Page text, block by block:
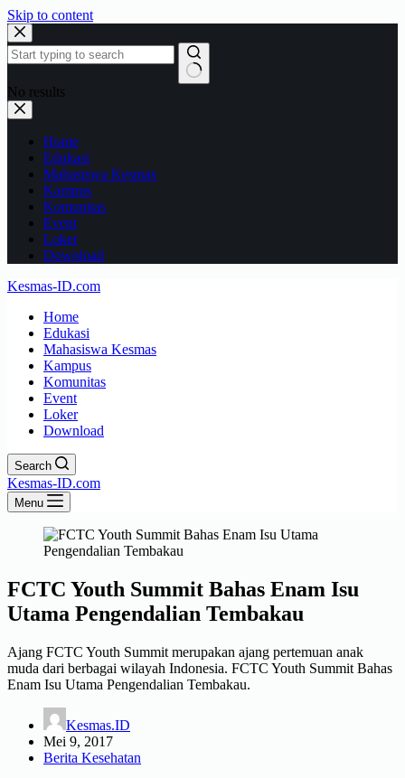
Skip to content
No results
Home
Edukasi
Mahasiswa Kesmas
Kampus
Komunitas
Event
Loker
Download
Kesmas-ID.com
Home
Edukasi
Mahasiswa Kesmas
Kampus
Komunitas
Event
Loker
Download
Search
Kesmas-ID.com
Menu
FCTC Youth Summit Bahas Enam Isu
Utama Pengendalian Tembakau
Ajang FCTC Youth Summit merupakan ajang pertemuan anak
muda dari berbagai wilayah Indonesia. FCTC Youth Summit Bahas
Enam Isu Utama Pengendalian Tembakau.
Kesmas.ID
Mei 9, 2017
Berita Kesehatan